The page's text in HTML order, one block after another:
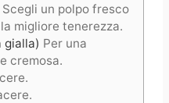
Scegli un polpo fresco
migliore tenerezza.
gialla) Per una
cremosa.